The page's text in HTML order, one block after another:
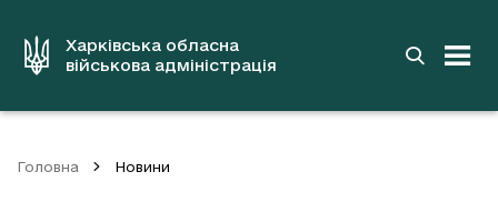
вмістуХарківська обласна
військова адміністрація
Головна Новини